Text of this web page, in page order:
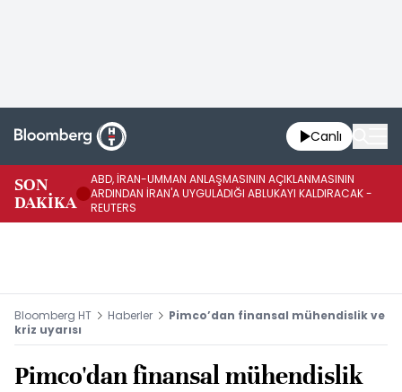
Canlı
SON
DAKİKA
ABD, İRAN-UMMAN ANLAŞMASININ AÇIKLANMASININ
ARDINDAN İRAN'A UYGULADIĞI ABLUKAYI KALDIRACAK -
REUTERS
Bloomberg HT Haberler
Pimco’dan finansal mühendislik ve
kriz uyarısı
Pimco'dan finansal mühendislik